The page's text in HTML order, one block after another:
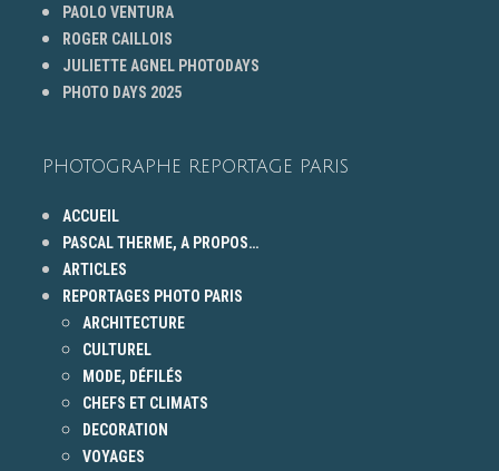
PAOLO VENTURA
ROGER CAILLOIS
JULIETTE AGNEL PHOTODAYS
PHOTO DAYS 2025
PHOTOGRAPHE REPORTAGE PARIS
ACCUEIL
PASCAL THERME, A PROPOS…
ARTICLES
REPORTAGES PHOTO PARIS
ARCHITECTURE
CULTUREL
MODE, DÉFILÉS
CHEFS ET CLIMATS
DECORATION
VOYAGES